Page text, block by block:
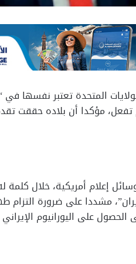
المتحدة تعتبر نفسها
مؤكدا أن بلاده حققت
إعلام أمريكية، خلال كلمة له
مشددا على ضرورة التزام
على اليورانيوم